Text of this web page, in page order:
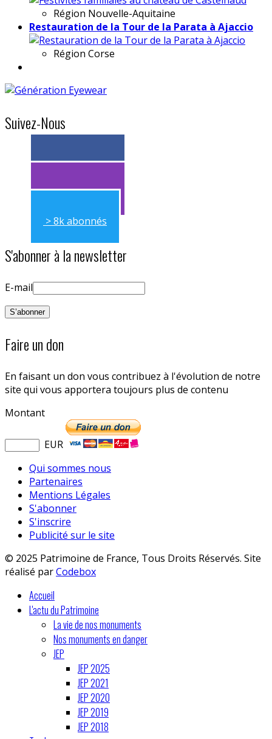
Région Nouvelle-Aquitaine
Restauration de la Tour de la Parata à Ajaccio
Région Corse
Suivez-Nous
> 11k abonnés
> 11k abonnés
> 8k abonnés
S'abonner à la newsletter
E-mail
Faire un don
En faisant un don vous contribuez à l'évolution de notre
site qui vous apportera toujours plus de contenu
Montant
EUR
Qui sommes nous
Partenaires
Mentions Légales
S'abonner
S'inscrire
Publicité sur le site
© 2025 Patrimoine de France, Tous Droits Réservés. Site
réalisé parCodebox
Accueil
L'actu du Patrimoine
La vie de nos monuments
Nos monuments en danger
JEP
JEP 2025
JEP 2021
JEP 2020
JEP 2019
JEP 2018